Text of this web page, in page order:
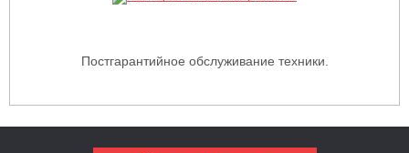
Постгарантийное обслуживание техники.